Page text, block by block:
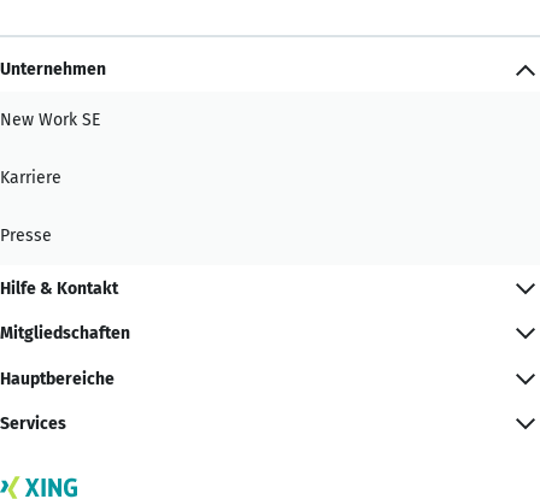
Unternehmen
New Work SE
Karriere
Presse
Hilfe & Kontakt
Mitgliedschaften
Hauptbereiche
Services